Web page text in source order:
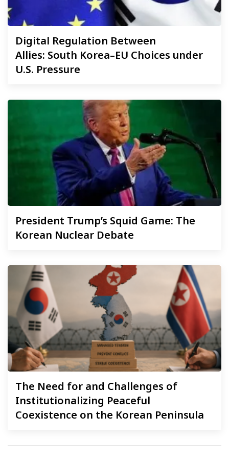
Digital Regulation Between
Allies: South Korea–EU Choices under
U.S. Pressure
President Trump’s Squid Game: The
Korean Nuclear Debate
The Need for and Challenges of
Institutionalizing Peaceful
Coexistence on the Korean Peninsula